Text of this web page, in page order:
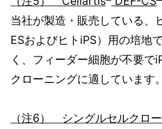
当社が製造・販売している、
ESおよびヒトiPS）用の培地
く、フィーダー細胞が不要で
クローニングに適しています。
（注6） シングルセルクロ